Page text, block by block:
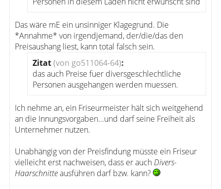
Das wäre mE ein unsinniger Klagegrund. Die
*Annahme* von irgendjemand, der/die/das den
Preisaushang liest, kann total falsch sein.
Zitat(von go511064-64):
das auch Preise fuer diversgeschlechtliche
Personen ausgehangen werden muessen.
Ich nehme an, ein Friseurmeister hält sich weitgehend
an die Innungsvorgaben...und darf seine Freiheit als
Unternehmer nutzen.
Unabhängig von der Preisfindung müsste ein Friseur
vielleicht erst nachweisen, dass er auch Divers-
Haarschnitteausführen darf bzw. kann?